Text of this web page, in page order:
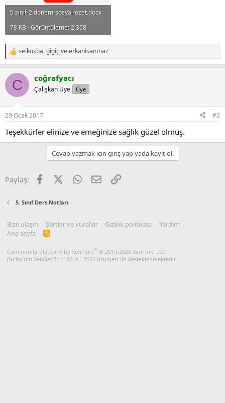
5.sinif-2.donem-sosyal-ozet.docx
78 KB · Görüntüleme: 2,368
R
e
c
i
s
seikosha,gigiçveerkanisanmaz
C coğrafyacı
Çalışkan Üye Üye
29 Ocak 2017 #2
Teşekkürler elinize ve emeğinize sağlık güzel olmuş.
Cevap yazmak için giriş yap yada kayıt ol.
Paylaş: Facebook WhatsApp
E-postaLink
5. Sınıf Ders Notları
Bize ulaşın Şartlar ve kurallar Gizlilik politikası
Yardım
Ana sayfa
R
Community platform by XenForo® © 2010-2025 XenForo Ltd.
Bu forum XenGenTr © 2014 - 2026 ürünleri ile desteklenmektedir